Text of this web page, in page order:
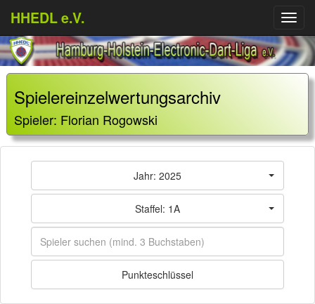
HHEDL e.V.
Menü
Spielereinzelwertungsarchiv
Spieler: Florian Rogowski
Jahr: 2025
Staffel: 1A
Punkteschlüssel